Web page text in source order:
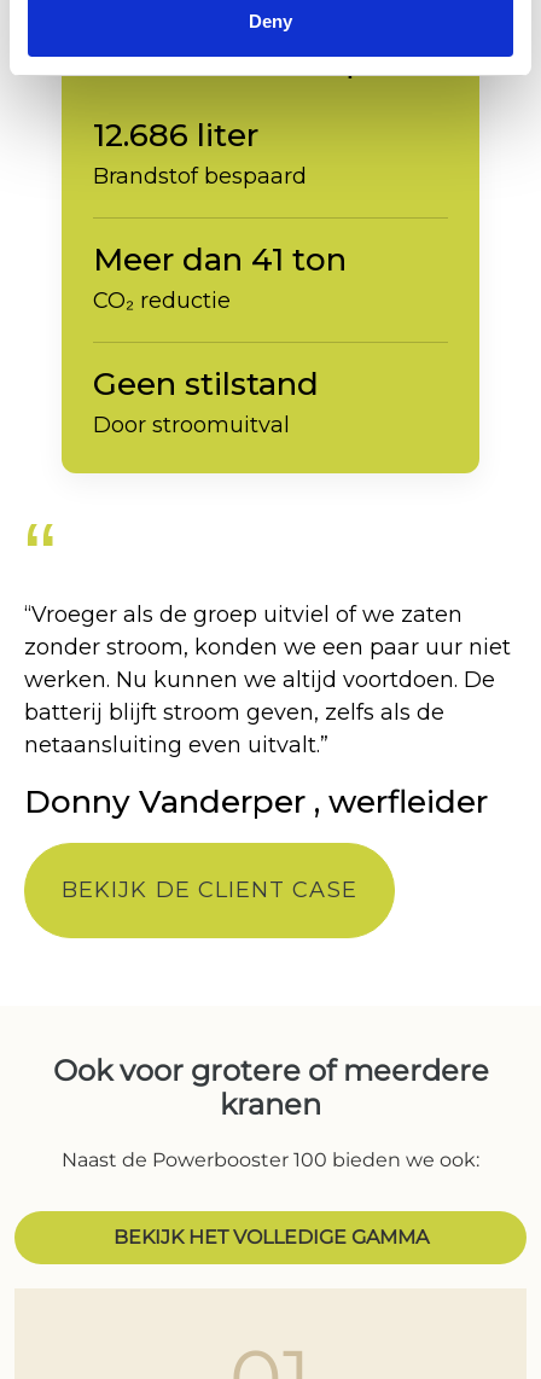
Deny
Resultaten na korte periode:
12.686 liter
Brandstof bespaard
Meer dan 41 ton
CO₂ reductie
Geen stilstand
Door stroomuitval
“
“Vroeger als de groep uitviel of we zaten
zonder stroom, konden we een paar uur niet
werken. Nu kunnen we altijd voortdoen. De
batterij blijft stroom geven, zelfs als de
netaansluiting even uitvalt.”
Donny Vanderper , werfleider
BEKIJK DE CLIENT CASE
Ook voor grotere of meerdere
kranen
Naast de Powerbooster 100 bieden we ook:
BEKIJK HET VOLLEDIGE GAMMA